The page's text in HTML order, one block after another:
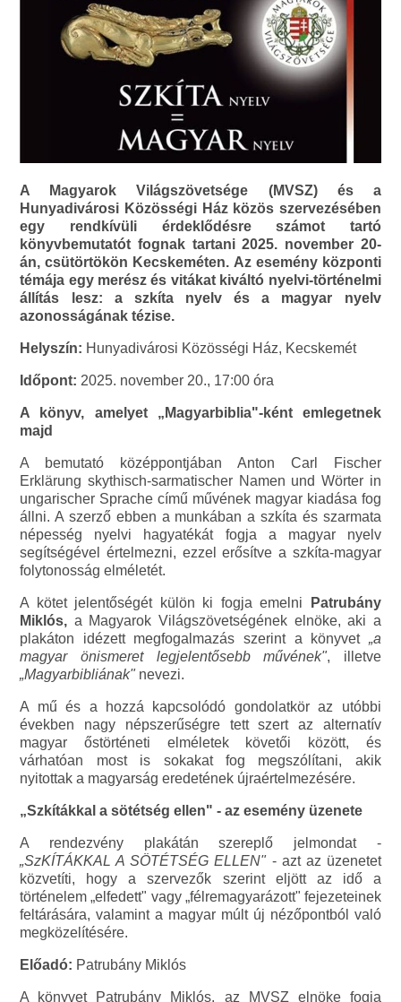
A Magyarok Világszövetsége (MVSZ) és a
Hunyadivárosi Közösségi Ház közös szervezésében
egy rendkívüli érdeklődésre számot tartó
könyvbemutatót fognak tartani 2025. november 20-
án, csütörtökön Kecskeméten. Az esemény központi
témája egy merész és vitákat kiváltó nyelvi-történelmi
állítás lesz: a szkíta nyelv és a magyar nyelv
azonosságának tézise.
Helyszín: Hunyadivárosi Közösségi Ház, Kecskemét
Időpont: 2025. november 20., 17:00 óra
A könyv, amelyet „Magyarbiblia"-ként emlegetnek
majd
A bemutató középpontjában Anton Carl Fischer
Erklärung skythisch-sarmatischer Namen und Wörter in
ungarischer Sprache című művének magyar kiadása fog
állni. A szerző ebben a munkában a szkíta és szarmata
népesség nyelvi hagyatékát fogja a magyar nyelv
segítségével értelmezni, ezzel erősítve a szkíta-magyar
folytonosság elméletét.
A kötet jelentőségét külön ki fogja emelni
Patrubány
Miklós, a Magyarok Világszövetségének elnöke, aki a
plakáton idézett megfogalmazás szerint a könyvet „a
magyar önismeret legjelentősebb művének", illetve
„Magyarbibliának" nevezi.
A mű és a hozzá kapcsolódó gondolatkör az utóbbi
években nagy népszerűségre tett szert az alternatív
magyar őstörténeti elméletek követői között, és
várhatóan most is sokakat fog megszólítani, akik
nyitottak a magyarság eredetének újraértelmezésére.
„Szkítákkal a sötétség ellen" - az esemény üzenete
A rendezvény plakátán szereplő jelmondat -
„SzKÍTÁKKAL A SÖTÉTSÉG ELLEN" - azt az üzenetet
közvetíti, hogy a szervezők szerint eljött az idő a
történelem „elfedett" vagy „félremagyarázott" fejezeteinek
feltárására, valamint a magyar múlt új nézőpontból való
megközelítésére.
Előadó: Patrubány Miklós
A könyvet Patrubány Miklós, az MVSZ elnöke fogja